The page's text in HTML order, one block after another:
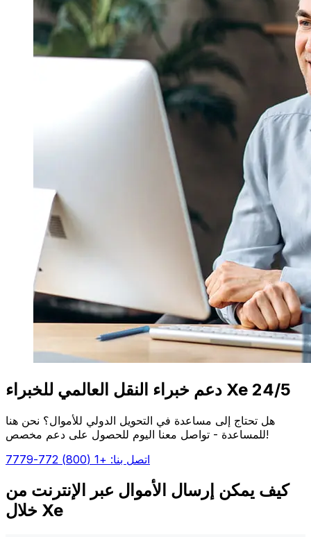
دعم خبراء النقل العالمي للخبراء Xe 24/5
هل تحتاج إلى مساعدة في التحويل الدولي للأموال؟ نحن هنا
للمساعدة - تواصل معنا اليوم للحصول على دعم مخصص!
اتصل بنا: +1 (800) 772-7779
كيف يمكن إرسال الأموال عبر الإنترنت من
خلال Xe